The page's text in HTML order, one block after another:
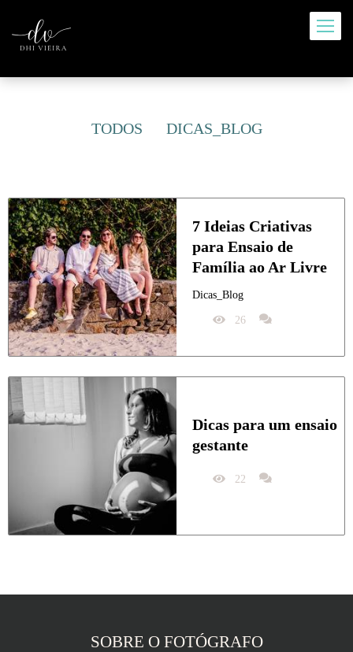
TODOS DICAS_BLOG
7 Ideias Criativas
para Ensaio de
Família ao Ar Livre
Dicas_Blog
26
Dicas para um ensaio
gestante
22
SOBRE O FOTÓGRAFO